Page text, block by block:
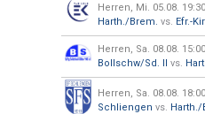
Herren, Mi. 05.08.
Harth./Brem. vs. Efr.-
Herren, Sa. 08.08.
Bollschw/Sd. II vs.
Herren, Sa. 08.08.
Schliengen vs. Harth./